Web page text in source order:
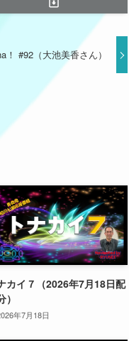
！ #92（大池美香さん）
カイ７（2026年7月18日配
）
年7月18日